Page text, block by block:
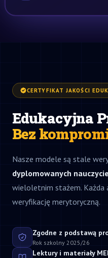
CERTYFIKAT JAKOŚCI
Edukacyjna
Bez
Nasze modele są stale
dyplomowanych
wieloletnim stażem. Każda
weryfikację merytoryczną.
Zgodne z podstawą
Rok szkolny 2025/26
Lektury i materiały